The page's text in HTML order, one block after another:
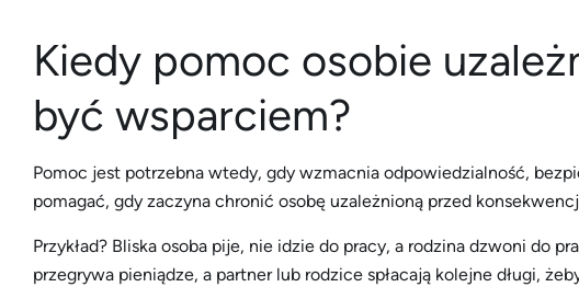
Kiedy pomoc osobie
być wsparciem?
Pomoc jest potrzebna wtedy, gdy wzmacnia odpowiedzialność,
pomagać, gdy zaczyna chronić osobę uzależnioną przed
Przykład? Bliska osoba pije, nie idzie do pracy, a rodzina dzwoni do
przegrywa pieniądze, a partner lub rodzice spłacają kolejne długi,